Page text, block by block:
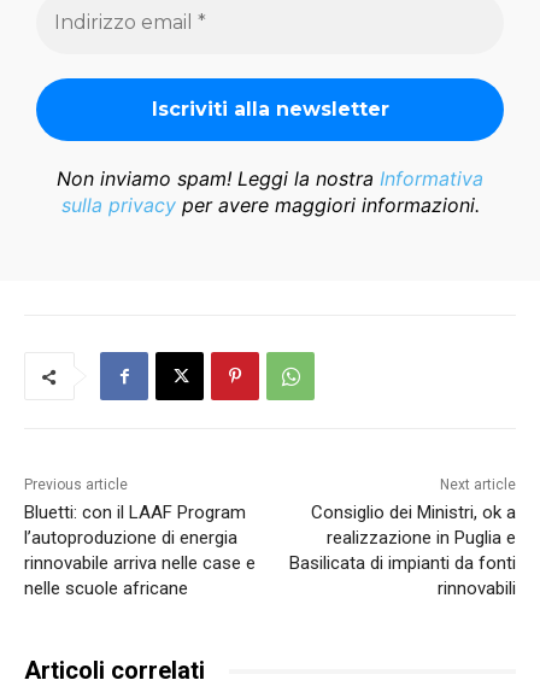
Non inviamo spam! Leggi la nostra Informativa
sulla privacyper avere maggiori informazioni.
Previous article
Bluetti: con il LAAF Program
l’autoproduzione di energia
rinnovabile arriva nelle case e
nelle scuole africane
Next article
Consiglio dei Ministri, ok a
realizzazione in Puglia e
Basilicata di impianti da fonti
rinnovabili
Articoli correlati